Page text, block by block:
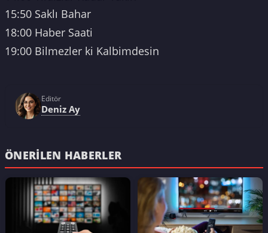
15:50 Saklı Bahar
18:00 Haber Saati
19:00 Bilmezler ki Kalbimdesin
Editör
Deniz Ay
ÖNERILEN HABERLER